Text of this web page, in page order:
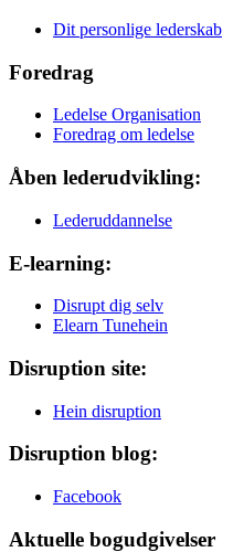
Dit personlige lederskab
Foredrag
Ledelse Organisation
Foredrag om ledelse
Åben lederudvikling:
Lederuddannelse
E-learning:
Disrupt dig selv
Elearn Tunehein
Disruption site:
Hein disruption
Disruption blog:
Facebook
Aktuelle bogudgivelser